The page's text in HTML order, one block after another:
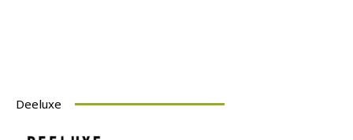
Deeluxe